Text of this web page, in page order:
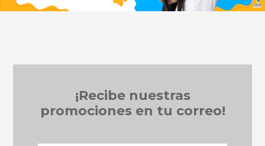
¡Recibe nuestras
promociones en tu correo!